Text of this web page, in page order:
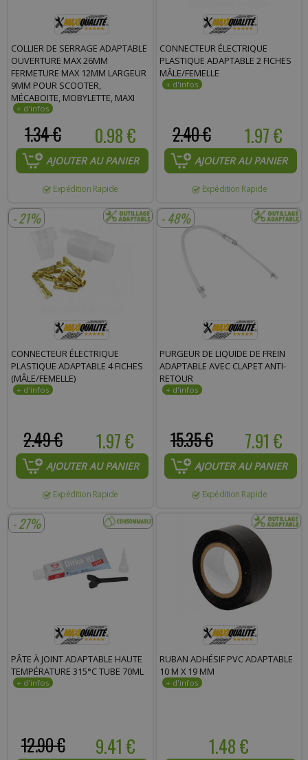
COLLIER DE SERRAGE ADAPTABLE
OUVERTURE MAX 26MM
FERMETURE MAX 12MM LARGEUR
9MM POUR SCOOTER,
MÉCABOITE, MOBYLETTE, MAXI
SCOOTER, MOTO, QUAD
0.98 €
1.34 €
AJOUTER AU PANIER
Expédition Rapide
CONNECTEUR ÉLECTRIQUE
PLASTIQUE ADAPTABLE 2 FICHES
MÂLE/FEMELLE
1.97 €
2.40 €
AJOUTER AU PANIER
Expédition Rapide
- 21%
CONNECTEUR ÉLECTRIQUE
PLASTIQUE ADAPTABLE 4 FICHES
(MÂLE/FEMELLE)
1.97 €
2.49 €
AJOUTER AU PANIER
Expédition Rapide
- 48%
PURGEUR DE LIQUIDE DE FREIN
ADAPTABLE AVEC CLAPET ANTI-
RETOUR
7.91 €
15.35 €
AJOUTER AU PANIER
Expédition Rapide
- 27%
PÂTE À JOINT ADAPTABLE HAUTE
TEMPÉRATURE 315°C TUBE 70ML
9.41 €
12.90 €
RUBAN ADHÉSIF PVC ADAPTABLE
10 M X 19 MM
1.48 €